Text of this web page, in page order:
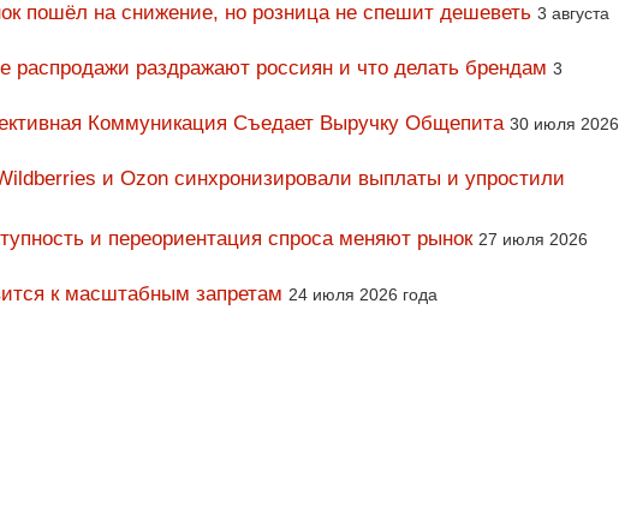
пошёл на снижение, но розница не спешит дешеветь 3 августа
распродажи раздражают россиян и что делать брендам 3
Коммуникация Съедает Выручку Общепита 30 июля 2026
и Ozon синхронизировали выплаты и упростили
и переориентация спроса меняют рынок 27 июля 2026
к масштабным запретам 24 июля 2026 года